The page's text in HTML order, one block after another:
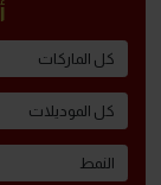
كل الماركات
كل الموديلات
النمط